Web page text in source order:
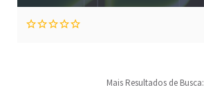
Mais Resultados de Busca: